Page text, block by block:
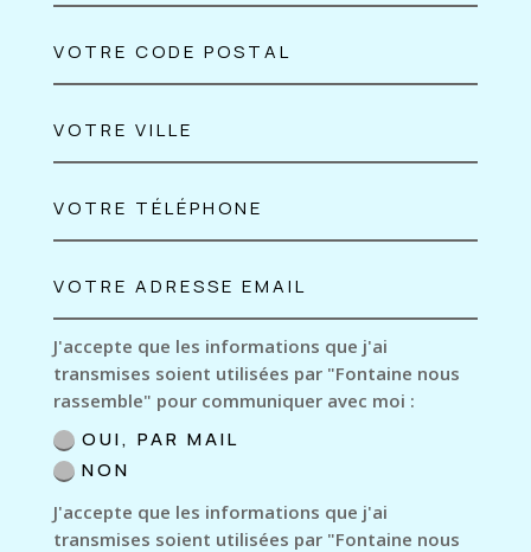
J'accepte que les informations que j'ai
transmises soient utilisées par "Fontaine nous
rassemble" pour communiquer avec moi :
OUI, PAR MAIL
NON
J'accepte que les informations que j'ai
transmises soient utilisées par "Fontaine nous